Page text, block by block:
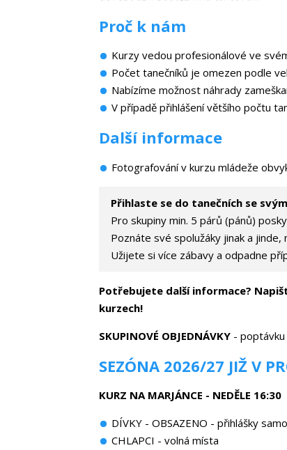
Proč k nám
Kurzy vedou profesionálové ve
Počet tanečníků je omezen podle
Nabízíme možnost náhrady
V případě přihlášení většího počtu
Další informace
Fotografování v kurzu mládeže
Přihlaste se do tanečních se
Pro skupiny min. 5 párů (pánů)
Poznáte své spolužáky jinak a jinde,
Užijete si více zábavy a odpadne
Potřebujete další informace?
kurzech!
SKUPINOVÉ OBJEDNÁVKY -
SEZÓNA 2026/27 JIŽ V
KURZ NA MARJÁNCE - NEDĚLE 16:30
DÍVKY - OBSAZENO - přihlášky
CHLAPCI - volná místa